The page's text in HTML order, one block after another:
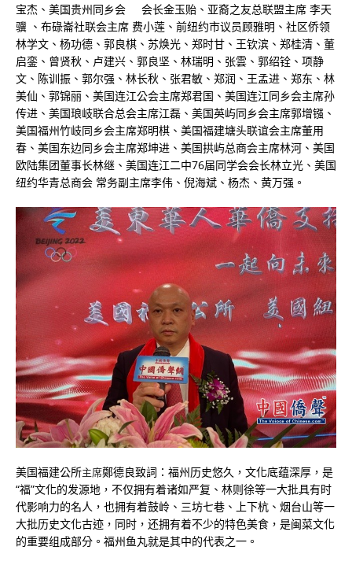
宝杰、美国贵州同乡会 会长金玉贻、亚裔之友总联盟主席 李天
骥 、布碌崙社联会主席 费小莲、前纽约市议员顾雅明、社区侨领
林学文、杨功德、郭良棋、苏焕光、郑时甘、王钦滨、郑桂清、董
启銮、曾贤秋、卢建兴、郭良坚、林瑞明、张雲、郭绍铨、项静
文、陈训振、郭尔强、林长秋、张君敏、郑润、王孟进、郑东、林
美仙、郭锦丽、美国连江公会主席郑君国、美国连江同乡会主席孙
传进、美国琅岐联合总会主席江磊、美国英屿同乡会主席郭增镪、
美国福州竹岐同乡会主席郑明棋、美国福建塘头联谊会主席董用
春、美国东边同乡会主席郑坤进、美国拱屿总商会主席林河、美国
欧陆集团董事长林继、美国连江二中76届同学会会长林立光、美国
纽约华青总商会 常务副主席李伟、倪海斌、杨杰、黄万强。
美国福建公所主席鄭德良致詞：福州历史悠久，文化底蕴深厚，是
“福”文化的发源地，不仅拥有着诸如严复、林则徐等一大批具有时
代影响力的名人，也拥有着鼓岭、三坊七巷、上下杭、烟台山等一
大批历史文化古迹，同时，还拥有着不少的特色美食，是闽菜文化
的重要组成部分。福州鱼丸就是其中的代表之一。